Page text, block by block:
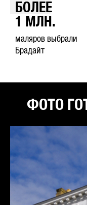
БОЛЕЕ
1
МЛН.
маляров выбрали
Брадайт
ФОТО